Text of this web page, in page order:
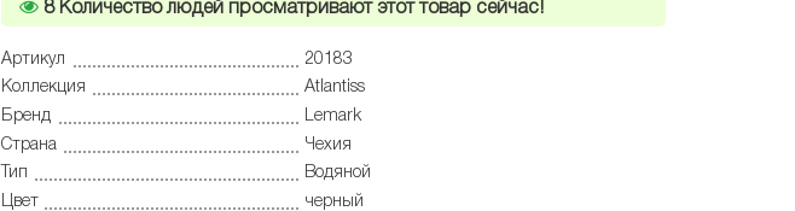
8Количество людей просматривают этот товар сейчас!
Артикул
20183
Коллекция
Atlantiss
Бренд
Lemark
Страна
Чехия
Тип
Водяной
Цвет
черный